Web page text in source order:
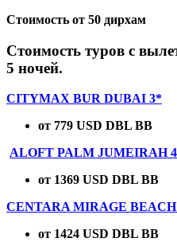
Стоимость от 50 дирхам
Стоимость туров с
5 ночей.
CITYMAX BUR DUBAI 3*
от 779 USD DBL BB
ALOFT PALM JUMEIRAH
от 1369 USD DBL BB
CENTARA MIRAGE
от 1424 USD DBL BB